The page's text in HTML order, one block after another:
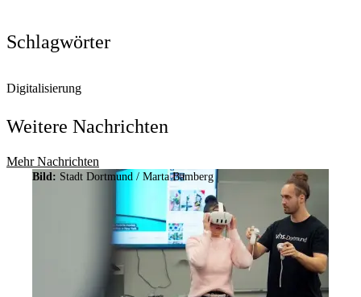
Schlagwörter
Digitalisierung
Weitere Nachrichten
Mehr Nachrichten
Bild: Stadt Dortmund / Marta Bamberg